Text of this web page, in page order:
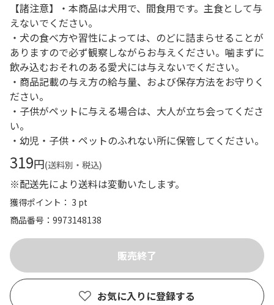
【諸注意】・本商品は犬用で、間食用です。主食として与
えないでください。
・犬の食べ方や習性によっては、のどに詰まらせることが
ありますので必ず観察しながらお与えください。噛まずに
飲み込むおそれのある愛犬には与えないでください。
・商品記載の与え方の給与量、および保存方法をお守りく
ださい。
・子供がペットに与える場合は、大人が立ち会ってくださ
い。
・幼児・子供・ペットのふれない所に保管してください。
319円(送料別・税込)
※配送先により送料は変動いたします。
獲得ポイント： 3 pt
商品番号
9973148138
お気に入りに登録する